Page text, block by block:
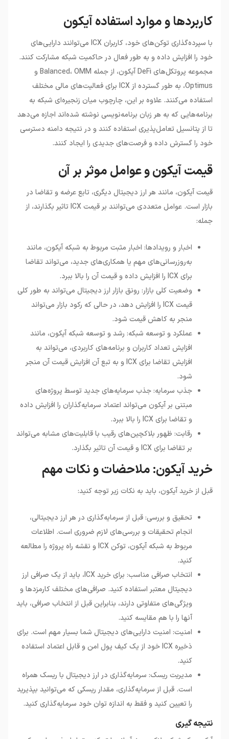
کاربردها و موارد استفاده آیکون
با سپرده‌گذاری توکن‌های خود، کاربران ICX می‌توانند دارایی‌های
خود را افزایش داده و به طور فعال در حاکمیت شبکه مشارکت کنند.
مجموعه پروتکل‌های DeFi آیکون، از جمله Balanced، OMM و
Optimus، به طور گسترده از ICX برای فعالیت‌های مالی مختلف
استفاده می‌کنند. علاوه بر این، چارچوب میان زنجیره‌ای شبکه به
برنامه‌هایی که به هر زبان برنامه‌نویسی نوشته شده‌اند اجازه می‌دهد
تا از پتانسیل تعامل‌پذیری استفاده کنند و در نتیجه دامنه دسترسی
خود را گسترش داده و فرصت‌های جدیدی را ایجاد کنند.
قیمت آیکون و عوامل موثر بر آن
قیمت آیکون، مانند هر ارز دیجیتال دیگری، تابع عرضه و تقاضا در
بازار است. عوامل متعددی می‌توانند بر قیمت ICX تاثیر بگذارند، از
جمله:
اخبار و رویدادها: اخبار مثبت مربوط به شبکه آیکون، مانند
به‌روزرسانی‌های مهم یا همکاری‌های جدید، می‌تواند تقاضا
برای ICX را افزایش داده و قیمت آن را بالا ببرد.
وضعیت کلی بازار: رونق بازار ارز دیجیتال می‌تواند به طور کلی
قیمت ICX را افزایش دهد، در حالی که رکود بازار می‌تواند
منجر به کاهش قیمت شود.
عملکرد و توسعه شبکه: رشد و توسعه شبکه آیکون، مانند
افزایش تعداد کاربران و برنامه‌های کاربردی، می‌تواند به
افزایش تقاضا برای ICX و به تبع آن افزایش قیمت آن منجر
شود.
جذب سرمایه: جذب سرمایه‌های جدید توسط پروژه‌های
مبتنی بر آیکون می‌تواند اعتماد سرمایه‌گذاران را افزایش داده
و تقاضا برای ICX را بالا ببرد.
رقابت: ظهور بلاکچین‌های رقیب با قابلیت‌های مشابه می‌تواند
بر تقاضا برای ICX و قیمت آن تاثیر بگذارد.
خرید آیکون: ملاحضات و نکات مهم
قبل از خرید آیکون، باید به نکات زیر توجه کنید:
تحقیق و بررسی: قبل از سرمایه‌گذاری در هر ارز دیجیتالی،
انجام تحقیقات و بررسی‌های لازم ضروری است. اطلاعات
مربوط به شبکه آیکون، توکن ICX و نقشه راه پروژه را مطالعه
کنید.
انتخاب صرافی مناسب: برای خرید ICX، باید از یک صرافی ارز
دیجیتال معتبر استفاده کنید. صرافی‌های مختلف کارمزدها و
ویژگی‌های متفاوتی دارند، بنابراین قبل از انتخاب صرافی، باید
آنها را با هم مقایسه کنید.
امنیت: امنیت دارایی‌های دیجیتال شما بسیار مهم است. برای
ذخیره ICX خود از یک کیف پول امن و قابل اعتماد استفاده
کنید.
مدیریت ریسک: سرمایه‌گذاری در ارز دیجیتال با ریسک همراه
است. قبل از سرمایه‌گذاری، مقدار ریسکی که می‌توانید بپذیرید
را تعیین کنید و فقط به اندازه توان خود سرمایه‌گذاری کنید.
نتیجه گیری